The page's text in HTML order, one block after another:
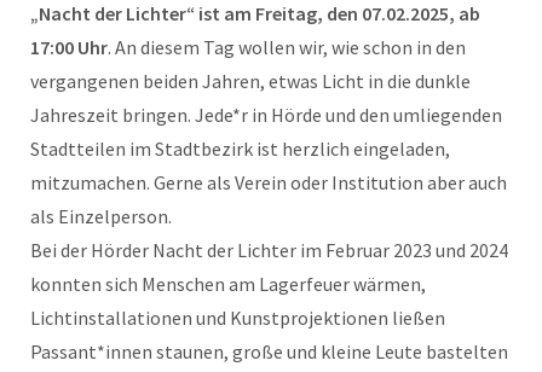
„Nacht der Lichter“ ist am Freitag, den 07.02.2025, ab
17:00 Uhr. An diesem Tag wollen wir, wie schon in den
vergangenen beiden Jahren, etwas Licht in die dunkle
Jahreszeit bringen. Jede*r in Hörde und den umliegenden
Stadtteilen im Stadtbezirk ist herzlich eingeladen,
mitzumachen. Gerne als Verein oder Institution aber auch
als Einzelperson.
Bei der Hörder Nacht der Lichter im Februar 2023 und 2024
konnten sich Menschen am Lagerfeuer wärmen,
Lichtinstallationen und Kunstprojektionen ließen
Passant*innen staunen, große und kleine Leute bastelten